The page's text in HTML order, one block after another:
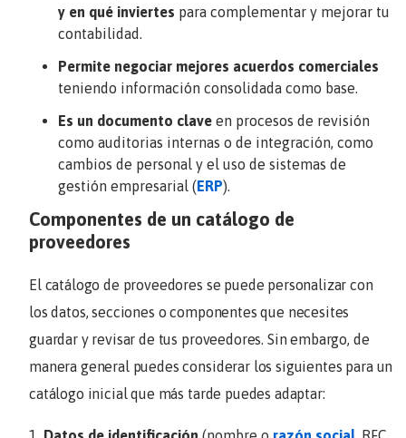
y en qué inviertes para complementar y mejorar tu
contabilidad.
Permite negociar mejores acuerdos comerciales
teniendo información consolidada como base.
Es un documento clave en procesos de revisión
como auditorias internas o de integración, como
cambios de personal y el uso de sistemas de
gestión empresarial (ERP).
Componentes de un catálogo de
proveedores
El catálogo de proveedores se puede personalizar con
los datos, secciones o componentes que necesites
guardar y revisar de tus proveedores. Sin embargo, de
manera general puedes considerar los siguientes para un
catálogo inicial que más tarde puedes adaptar: